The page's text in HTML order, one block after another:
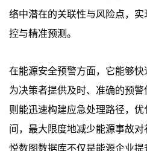
络中潜在的关联性与风险点，
控与精准预测。
在能源安全预警方面，它能够快
为决策者提供及时、准确的预警
则能迅速构建应急处理路径，
间，最大限度地减少能源事故对
悦数图数据库不仅是能源企业